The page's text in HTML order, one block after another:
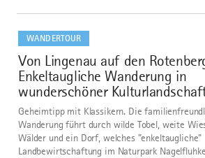
WANDERTOUR
7
Von Lingenau auf den
Enkeltaugliche Wanderung in
wunderschöner
Geheimtipp mit Klassikern. Die
Wanderung führt durch wilde Tobel, weite
Wälder und ein Dorf, welches "enkeltaugliche"
Landbewirtschaftung im Naturpark
dazu